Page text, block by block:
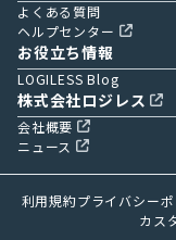
よくある質問
ヘルプセンター
お役立ち情報
LOGILESS Blog
株式会社ロジレス
会社概要
ニュース
利用規約プライバシー
カス